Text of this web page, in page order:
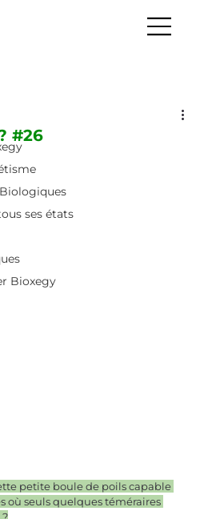
ses états
Bioxegy
#26
petite boule de poils capable
où seuls quelques téméraires